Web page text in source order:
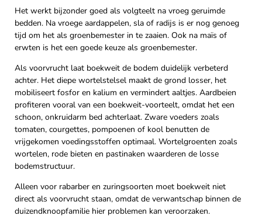
Het werkt bijzonder goed als volgteelt na vroeg geruimde
bedden. Na vroege aardappelen, sla of radijs is er nog genoeg
tijd om het als groenbemester in te zaaien. Ook na maïs of
erwten is het een goede keuze als groenbemester.
Als voorvrucht laat boekweit de bodem duidelijk verbeterd
achter. Het diepe wortelstelsel maakt de grond losser, het
mobiliseert fosfor en kalium en vermindert aaltjes. Aardbeien
profiteren vooral van een boekweit-voorteelt, omdat het een
schoon, onkruidarm bed achterlaat. Zware voeders zoals
tomaten, courgettes, pompoenen of kool benutten de
vrijgekomen voedingsstoffen optimaal. Wortelgroenten zoals
wortelen, rode bieten en pastinaken waarderen de losse
bodemstructuur.
Alleen voor rabarber en zuringsoorten moet boekweit niet
direct als voorvrucht staan, omdat de verwantschap binnen de
duizendknoopfamilie hier problemen kan veroorzaken.